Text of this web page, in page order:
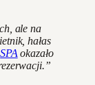
ale na
hałas
SPA okazało